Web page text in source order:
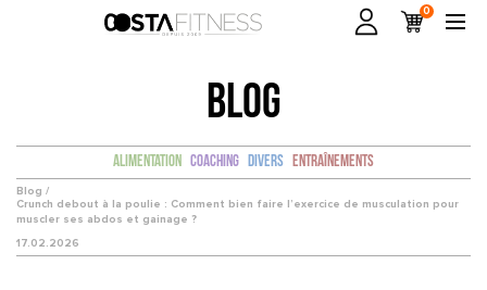
0
BLOG
Alimentation Coaching Divers Entraînements
Blog /
Crunch debout à la poulie : Comment bien faire l’exercice de musculation pour
muscler ses abdos et gainage ?
17.02.2026